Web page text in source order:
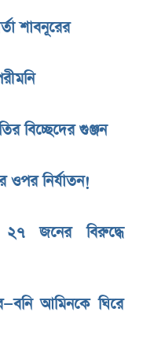
শাবনূরের
বিচ্ছেদের গুঞ্জন
ওপর নির্যাতন!
জনের বিরুদ্ধে
আমিনকে ঘিরে